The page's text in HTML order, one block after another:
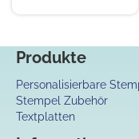
Produkte
Personalisierbare
Stempel Zubehör
Textplatten